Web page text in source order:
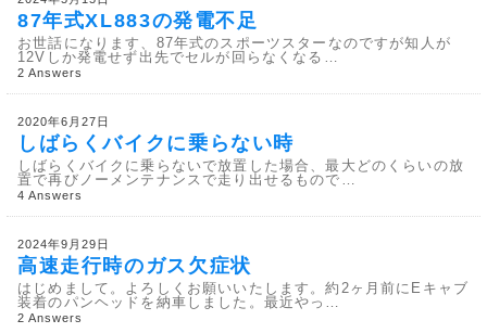
87年式XL883の発電不足
お世話になります、87年式のスポーツスターなのですが知人が
12Vしか発電せず出先でセルが回らなくなる…
2 Answers
2020年6月27日
しばらくバイクに乗らない時
しばらくバイクに乗らないで放置した場合、最大どのくらいの放
置で再びノーメンテナンスで走り出せるもので…
4 Answers
2024年9月29日
高速走行時のガス欠症状
はじめまして。よろしくお願いいたします。約2ヶ月前にEキャブ
装着のパンヘッドを納車しました。最近やっ…
2 Answers